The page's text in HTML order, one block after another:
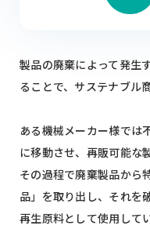
製品の廃棄によって発生
ることで、サステナブル
ある機械メーカー様では
に移動させ、再販可能な
その過程で廃棄製品から
品」を取り出し、それを
再生原料として使用して